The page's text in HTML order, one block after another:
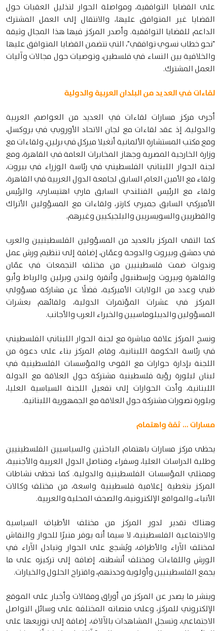
على القضايا التوافقية، ومواصلة الحوار لتذليل العقبات حول
القضايا غير المتوافق عليها، والانتقال إلى العمل المشترك
الداعم للقضايا التوافقية. وأصدر المركز فيها هذا المجال وثيقة
"نحو خطاب نسوي توافقي"، التي تتضمن القضايا المتوافق عليها
والخلافية بين النساء في فلسطين، وتوصيات حول مجالات وآليات
العمل المشترك.
لقاءات في العديد من البلدان العربية والدولية
أجرى مركز مسارات لقاءات في العديد من العواصم العربية
والدولية، إذ عقد لقاءات مع لجان الاتحاد الأوروبي في بروكسل،
ومع مكتب المستشارة الألمانية أنغيلا ميركل في برلين، ولقاءات مع
وزارة الخارجية المصرية وجهاز المخابرات العامة في القاهرة، ومع
لجنة الحوار اللبناني الفلسطيني في رئاسة الوزراء في بيروت،
ولقاء مع الأمين العام السابق لجامعة الدول العربية في القاهرة،
ولقاء مع الرئيس الفنلندي السابق ماري اهتيساري، والرئيس
الأميركي السابق جميري كارتر، ولقاءات مع المسؤولين الأتراك
والقطريين والسويسريين والبلجيكيين وغيرهم.
كما التقى المركز بالعديد من المسؤولين الفلسطينيين والعرب
في دمشق وبيروت والدوحة وعمّان، إضافة إلى تنظيم ورش عمل
وندوات ضمت فلسطينيين من مختلف التجمعات في عمّان
والقاهرة وبيروت وإسطنبول وأنقرة ولندن وبرلين والرباط وأبو
ظبي وعدد من الولايات الأميركية، فضلًا عن مشاركة مسؤولي
المركز في عشرات المؤتمرات الدولية، ولقائهم بعشرات
المسؤولين والديبلوماسيين والخبراء العرب والأجانب.
ونسج المركز علاقة مباشرة مع لجنة الحوار اللبناني الفلسطيني
في رئاسة الحكومة اللبنانية، وقام المركز بناء على دعوة من
اللجنة بإدارة حوارات مع القوى والمؤسسات الفلسطينية في
لبنان لبلورة رؤية فلسطينية مشتركة حول العلاقة مع الدولة
اللبنانية، وأدت الحوارات إلى تفعيل اللجنة السياسية العليا،
وبلورة تصورات مشتركة حول العلاقة مع الجمهورية اللبنانية.
مسارات ... ثقة واهتمام
يحظى مركز مسارات باهتمام الباحثين والسياسيين الفلسطينيين
وطلبة الدراسات العليا، وسفراء وقناصل الدول العربية والأجنبية،
وممثلي المؤسسات الفلسطينية والدولية. كما تحظى نشاطات
المركز بتغطية إعلامية فلسطينية واسعة، من مختلف وكالات
الأنباء، والمواقع الإلكترونية، والصحف المحلية والعربية.
وهناك تقدير لدور المركز من مختلف الأطياف السياسية
والاجتماعية الفلسطينية، لا سيما أنه يوفر منبرًا للحوار والنقاش
لمختلف الآراء والأطراف، ويُشجع على الحوار وتبادل الآراء في
الورش واللقاءات ومختلف أنشطته، إضافة إلى تركيزه على ما
يجمع الفلسطينيين وأولوية وحدتهم، واقتراح الحلول والخيارات.
وينشر ما يصدر عن المركز من أوراق ومقالات وأخبار على الموقع
الإلكتروني للمركز، وعلى منصاته المختلفة على وسائل التواصل
الاجتماعي، وتسجل المشاهدات بالآلاف، إضافة إلى توزيعها على